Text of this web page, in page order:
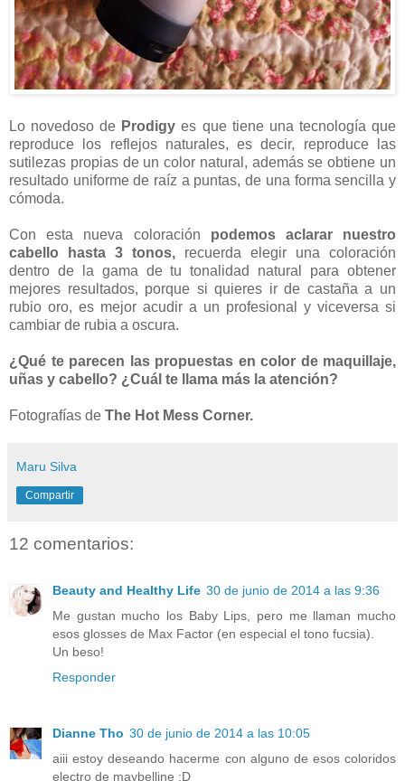
Lo novedoso de Prodigy es que tiene una tecnología que
reproduce los reflejos naturales, es decir, reproduce las
sutilezas propias de un color natural, además se obtiene un
resultado uniforme de raíz a puntas, de una forma sencilla y
cómoda.
Con esta nueva coloración podemos aclarar nuestro
cabello hasta 3 tonos, recuerda elegir una coloración
dentro de la gama de tu tonalidad natural para obtener
mejores resultados, porque si quieres ir de castaña a un
rubio oro, es mejor acudir a un profesional y viceversa si
cambiar de rubia a oscura.
¿Qué te parecen las propuestas en color de maquillaje,
uñas y cabello? ¿Cuál te llama más la atención?
Fotografías de The Hot Mess Corner.
Maru Silva
Compartir
12 comentarios:
Beauty and Healthy Life 30 de junio de 2014 a las 9:36
Me gustan mucho los Baby Lips, pero me llaman mucho
esos glosses de Max Factor (en especial el tono fucsia).
Un beso!
Responder
Dianne Tho 30 de junio de 2014 a las 10:05
aiii estoy deseando hacerme con alguno de esos coloridos
electro de maybelline :D